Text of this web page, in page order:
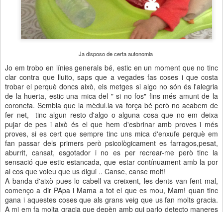
Ja disposo de certa autonomia
Jo em trobo en línies generals bé, estic en un moment que no tinc
clar contra que lluito, saps que a vegades fas coses i que costa
trobar el perquè doncs això, els metges si algo no són és l'alegria
de la huerta, estic una mica del " si no fos" fins més amunt de la
coroneta. Sembla que la mèdul.la va força bé però no acabem de
fer net, tinc algun resto d'algo o alguna cosa que no em deixa
pujar de pes i això és el que hem d'esbrinar amb proves i més
proves, si es cert que sempre tinc uns mica d'enxufe perquè em
fan passar dels primers però psicològicament es farragos,pesat,
aburrit, cansat, esgotador i no es per recrear-me però tinc la
sensació que estic estancada, que estar contínuament amb la por
al cos que voleu que us digui .. Canse, canse molt!
A banda d'això pues lo cabell va creixent, les dents van fent mal,
començo a dir PApa i Mama a tot el que es mou, Mam! quan tinc
gana i aquestes coses que als grans veig que us fan molts gracia.
A mi em fa molta gracia que depèn amb qui parlo detecto maneres